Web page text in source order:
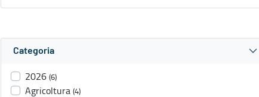
Categoria
2026 (6)
Agricoltura (4)